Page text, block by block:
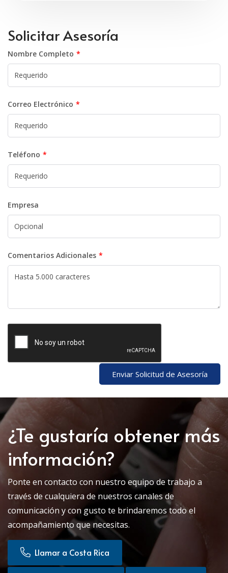
Solicitar Asesoría
Nombre Completo
Correo Electrónico
Teléfono
Empresa
Comentarios Adicionales
Enviar Solicitud de Asesoría
¿Te gustaría obtener más
información?
Ponte en contacto con nuestro equipo de trabajo a
través de cualquiera de nuestros canales de
comunicación y con gusto te brindaremos todo el
acompañamiento que necesitas.
Llamar a Costa Rica